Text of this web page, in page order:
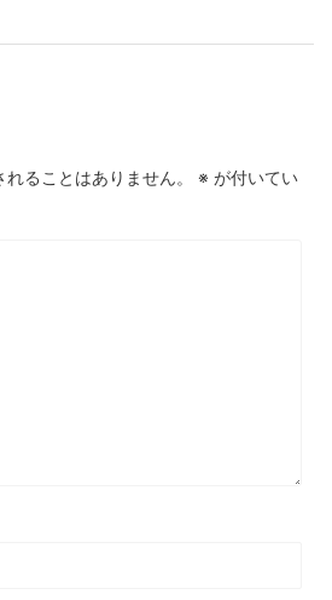
ることはありません。 ※ が付いてい